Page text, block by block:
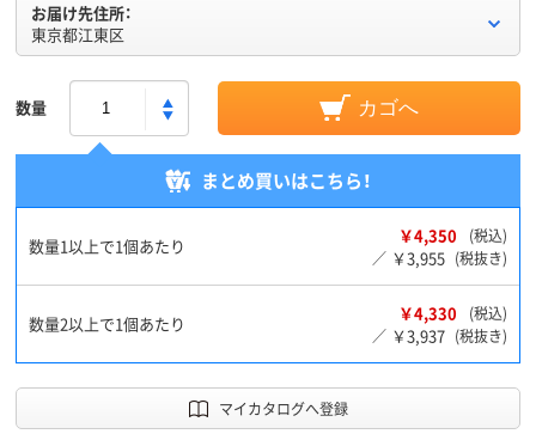
お届け先住所：
東京都江東区
数量 カゴへ
まとめ買いはこちら！
数量1以上で1個あたり ￥4,350
(税込)
／ ￥3,955 (税抜き)
数量2以上で1個あたり ￥4,330
(税込)
／ ￥3,937 (税抜き)
マイカタログへ登録